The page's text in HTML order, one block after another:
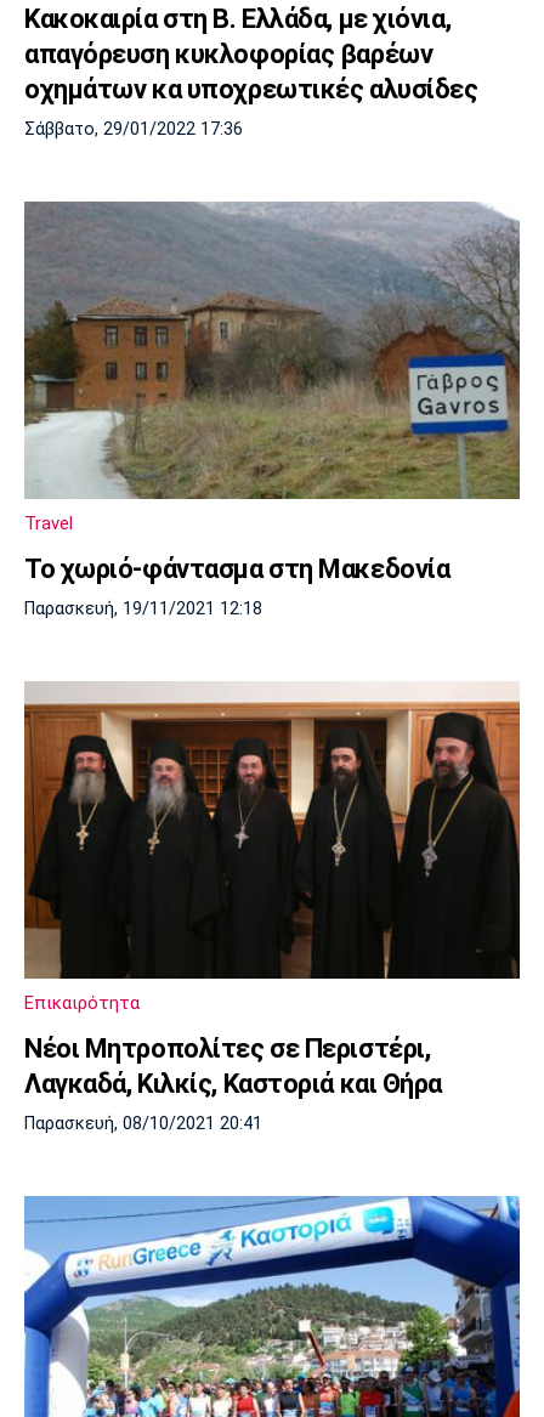
Κακοκαιρία στη Β. Ελλάδα, με χιόνια,
απαγόρευση κυκλοφορίας βαρέων
οχημάτων κα υποχρεωτικές αλυσίδες
Σάββατο, 29/01/2022 17:36
Travel
Το χωριό-φάντασμα στη Μακεδονία
Παρασκευή, 19/11/2021 12:18
Επικαιρότητα
Νέοι Μητροπολίτες σε Περιστέρι,
Λαγκαδά, Κιλκίς, Καστοριά και Θήρα
Παρασκευή, 08/10/2021 20:41